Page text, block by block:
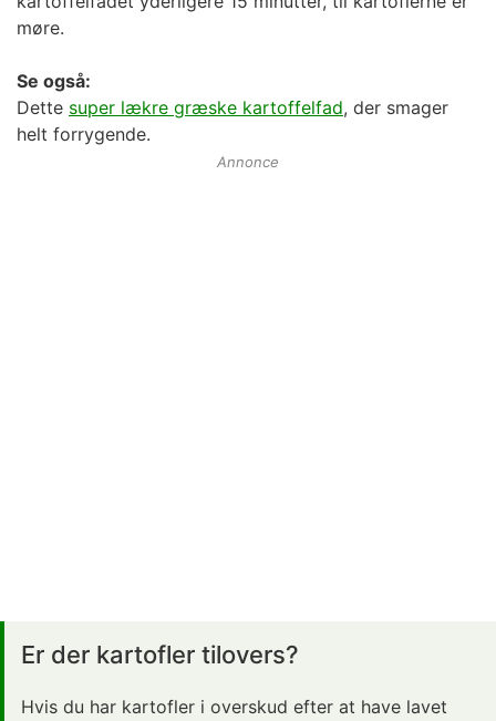
møre.
Se også:
Dette super lækre græske kartoffelfad, der smager
helt forrygende.
Annonce
Er der kartofler tilovers?
Hvis du har kartofler i overskud efter at have lavet